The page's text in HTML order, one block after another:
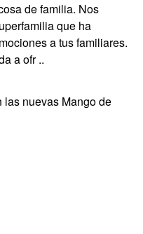
de familia. Nos
que ha
a tus familiares.
a ofr ..